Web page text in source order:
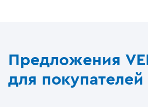
Предложения
для покупателей